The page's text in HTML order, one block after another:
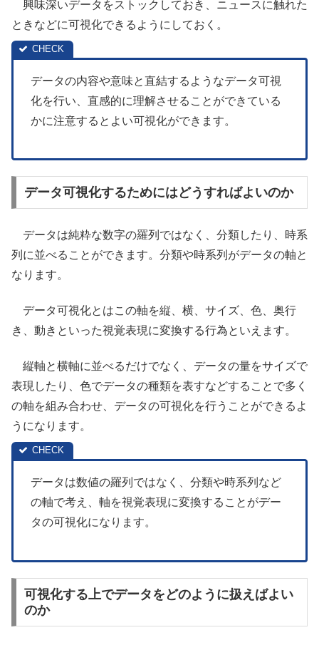
興味深いデータをストックしておき、ニュースに触れた
ときなどに可視化できるようにしておく。
データの内容や意味と直結するようなデータ可視
化を行い、直感的に理解させることができている
かに注意するとよい可視化ができます。
データ可視化するためにはどうすればよいのか
データは純粋な数字の羅列ではなく、分類したり、時系
列に並べることができます。分類や時系列がデータの軸と
なります。
データ可視化とはこの軸を縦、横、サイズ、色、奥行
き、動きといった視覚表現に変換する行為といえます。
縦軸と横軸に並べるだけでなく、データの量をサイズで
表現したり、色でデータの種類を表すなどすることで多く
の軸を組み合わせ、データの可視化を行うことができるよ
うになります。
データは数値の羅列ではなく、分類や時系列など
の軸で考え、軸を視覚表現に変換することがデー
タの可視化になります。
可視化する上でデータをどのように扱えばよい
のか